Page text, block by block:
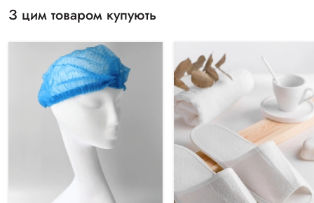
З цим товаром купують